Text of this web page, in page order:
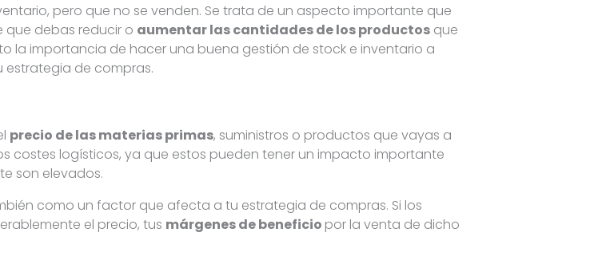
pero que no se venden. Se trata de un aspecto importante que
que debas reducir o aumentar las cantidades de los productos que
la importancia de hacer una buena gestión de stock e inventario a
estrategia de compras.
precio de las materias primas, suministros o productos que vayas a
costes logísticos, ya que estos pueden tener un impacto importante
son elevados.
como un factor que afecta a tu estrategia de compras. Si los
el precio, tus márgenes de beneficio por la venta de dicho